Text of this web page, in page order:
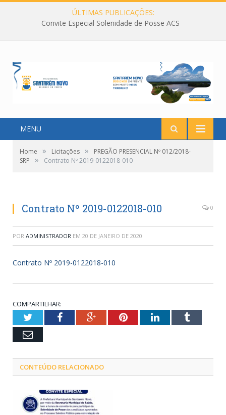
ÚLTIMAS PUBLICAÇÕES:
Convite Especial Solenidade de Posse ACS
MENU
Home » Licitações »
PREGÃO PRESENCIAL Nº 012/2018-
SRP
» Contrato Nº 2019-0122018-010
Contrato Nº 2019-0122018-010 0
POR ADMINISTRADOR EM 20 DE JANEIRO DE 2020
Contrato Nº 2019-0122018-010
COMPARTILHAR:
TwitterFacebookGoogle+PinterestLinkedInTumblr
Email
CONTEÚDO RELACIONADO